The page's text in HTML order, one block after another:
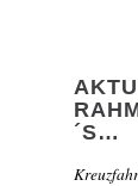
´S…